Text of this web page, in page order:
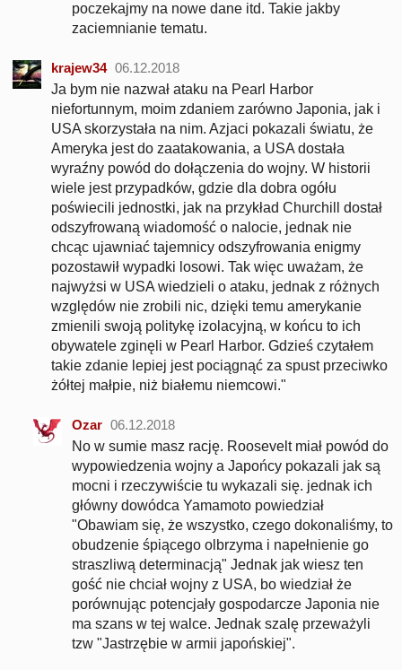
poczekajmy na nowe dane itd. Takie jakby
zaciemnianie tematu.
krajew34 06.12.2018
Ja bym nie nazwał ataku na Pearl Harbor
niefortunnym, moim zdaniem zarówno Japonia, jak i
USA skorzystała na nim. Azjaci pokazali światu, że
Ameryka jest do zaatakowania, a USA dostała
wyraźny powód do dołączenia do wojny. W historii
wiele jest przypadków, gdzie dla dobra ogółu
poświecili jednostki, jak na przykład Churchill dostał
odszyfrowaną wiadomość o nalocie, jednak nie
chcąc ujawniać tajemnicy odszyfrowania enigmy
pozostawił wypadki losowi. Tak więc uważam, że
najwyżsi w USA wiedzieli o ataku, jednak z różnych
względów nie zrobili nic, dzięki temu amerykanie
zmienili swoją politykę izolacyjną, w końcu to ich
obywatele zginęli w Pearl Harbor. Gdzieś czytałem
takie zdanie lepiej jest pociągnąć za spust przeciwko
żółtej małpie, niż białemu niemcowi."
Ozar 06.12.2018
No w sumie masz rację. Roosevelt miał powód do
wypowiedzenia wojny a Japońcy pokazali jak są
mocni i rzeczywiście tu wykazali się. jednak ich
główny dowódca Yamamoto powiedział
"Obawiam się, że wszystko, czego dokonaliśmy, to
obudzenie śpiącego olbrzyma i napełnienie go
straszliwą determinacją" Jednak jak wiesz ten
gość nie chciał wojny z USA, bo wiedział że
porównując potencjały gospodarcze Japonia nie
ma szans w tej walce. Jednak szalę przeważyli
tzw "Jastrzębie w armii japońskiej".